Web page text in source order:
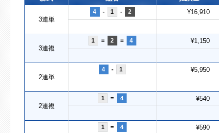
3連単
4 - 1 - 2 ¥16,910
3連複
1 = 2 = 4 ¥1,150
2連単
4 - 1 ¥5,950
2連複
1 = 4 ¥540
1 = 4 ¥590